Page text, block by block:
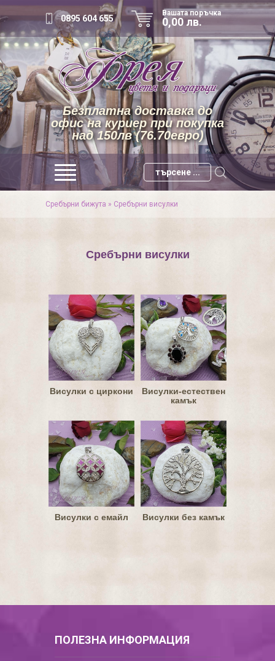
0895 604 655
Вашата поръчка
0,00 лв.
Безплатна доставка до
офис на куриер при покупка
над 150лв (76.70евро)
Сребърни бижута » Сребърни висулки
Сребърни висулки
Висулки с циркони
Висулки-естествен
камък
Висулки с емайл Висулки без камък
ПОЛЕЗНА ИНФОРМАЦИЯ